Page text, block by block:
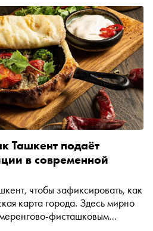
Ташкент подаёт
в современной
чтобы зафиксировать, как
карта города. Здесь мирно
фисташковым